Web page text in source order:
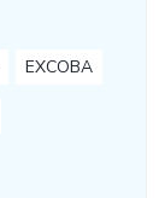
EXCOBA